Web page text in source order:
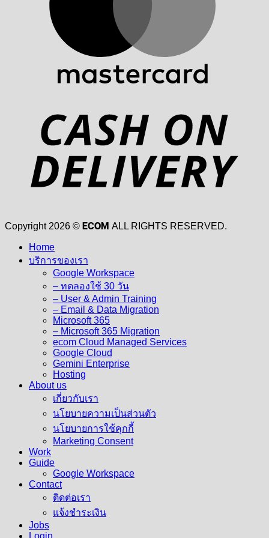
Copyright 2026 © ECOM ALL RIGHTS RESERVED.
Home
บริการของเรา
Google Workspace
– ทดลองใช้ 30 วัน
– User & Admin Training
– Email & Data Migration
Microsoft 365
– Microsoft 365 Migration
ecom Cloud Managed Services
Google Cloud
Gemini Enterprise
Hosting
About us
เกี่ยวกับเรา
นโยบายความเป็นส่วนตัว
นโยบายการใช้คุกกี้
Marketing Consent
Work
Guide
Google Workspace
Contact
ติดต่อเรา
แจ้งชำระเงิน
Jobs